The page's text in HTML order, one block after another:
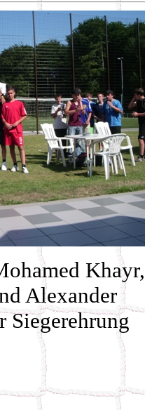
Khayr,
Alexander
Siegerehrung